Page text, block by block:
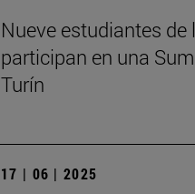
Nueve estudiantes
participan en una
Turín
17 | 06 | 2025